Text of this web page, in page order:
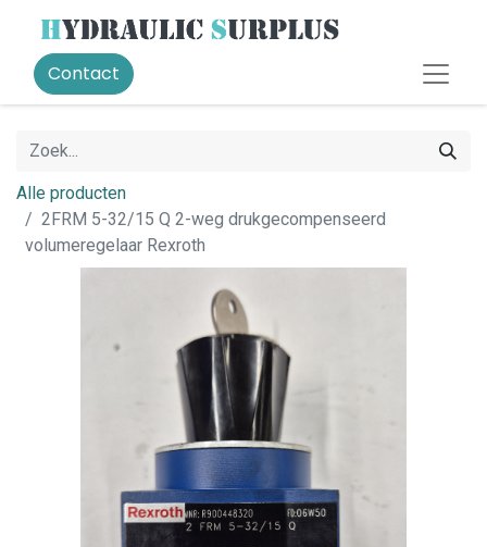
Contact
Alle producten
2FRM 5-32/15 Q 2-weg drukgecompenseerd
volumeregelaar Rexroth